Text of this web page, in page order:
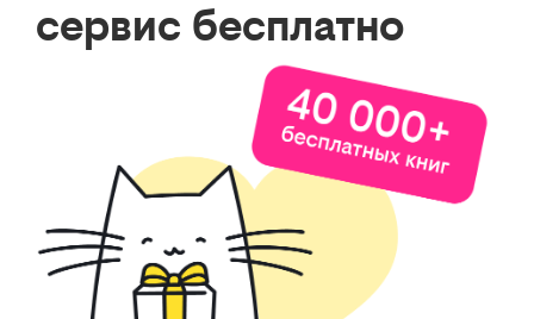
сервис бесплатно